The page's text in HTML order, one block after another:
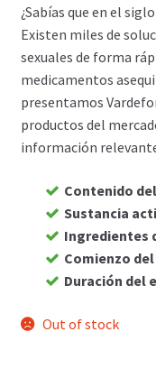
Carrito
Condiciones
Contactos
Formas de pago
Impressum
Mi cuenta
¿Sabías que en el
Existen miles de
sexuales de forma
medicamentos
presentamos
productos del
información
Contenido
Sustancia
Ingredientes
Comienzo
Duración del
Out of stock